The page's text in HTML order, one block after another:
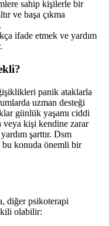
sahip kişilerle bir
ve başa çıkma
ifade etmek ve yardım
panik ataklarla
uzman desteği
günlük yaşamı ciddi
kişi kendine zarar
şarttır. Dsm
bu konuda önemli bir
diğer psikoterapi
olabilir: